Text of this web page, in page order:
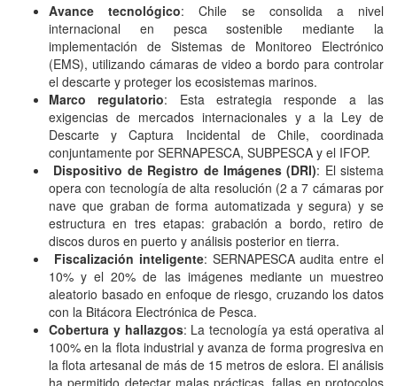
Avance tecnológico: Chile se consolida a nivel
internacional en pesca sostenible mediante la
implementación de Sistemas de Monitoreo Electrónico
(EMS), utilizando cámaras de video a bordo para controlar
el descarte y proteger los ecosistemas marinos.
Marco regulatorio: Esta estrategia responde a las
exigencias de mercados internacionales y a la Ley de
Descarte y Captura Incidental de Chile, coordinada
conjuntamente por SERNAPESCA, SUBPESCA y el IFOP.
Dispositivo de Registro de Imágenes (DRI): El sistema
opera con tecnología de alta resolución (2 a 7 cámaras por
nave que graban de forma automatizada y segura) y se
estructura en tres etapas: grabación a bordo, retiro de
discos duros en puerto y análisis posterior en tierra.
Fiscalización inteligente: SERNAPESCA audita entre el
10% y el 20% de las imágenes mediante un muestreo
aleatorio basado en enfoque de riesgo, cruzando los datos
con la Bitácora Electrónica de Pesca.
Cobertura y hallazgos: La tecnología ya está operativa al
100% en la flota industrial y avanza de forma progresiva en
la flota artesanal de más de 15 metros de eslora. El análisis
ha permitido detectar malas prácticas, fallas en protocolos